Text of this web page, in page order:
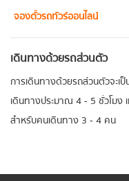
จองตั๋วรถทัวร์ออนไลน์
เดินทางด้วยรถส่วนตัว
การเดินทางด้วยรถส่วนตัวจะเ
เดินทางประมาณ 4 - 5 ชั่วโมง
สำหรับคนเดินทาง 3 - 4 คน